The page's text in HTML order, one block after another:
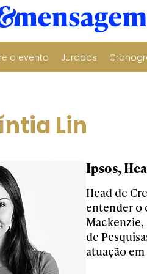
o evento Jurados
Lin
Ipsos,
Head de
entender o
Mackenzie,
de
atuação